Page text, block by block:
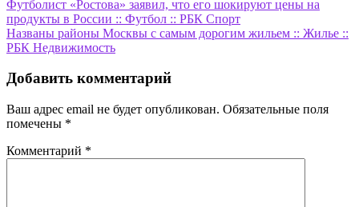
Навигация
по
записям
Футболист «Ростова» заявил, что его шокируют цены на
продукты в России :: Футбол :: РБК Спорт
Названы районы Москвы с самым дорогим жильем :: Жилье ::
РБК Недвижимость
Добавить комментарий
Ваш адрес email не будет опубликован. Обязательные поля
помечены *
Комментарий *